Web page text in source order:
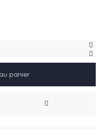
panier